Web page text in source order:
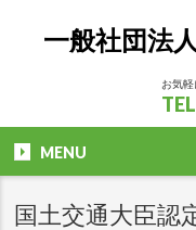
一般社団法
お気軽
TEL
MENU
国土交通大臣認